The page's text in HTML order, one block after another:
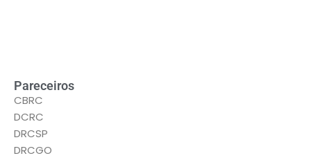
Pareceiros
CBRC
DCRC
DRCSP
DRCGO